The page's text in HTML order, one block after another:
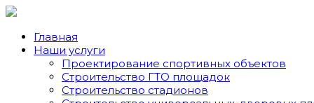
Главная
Наши услуги
Проектирование спортивных объектов
Строительство ГТО площадок
Строительство стадионов